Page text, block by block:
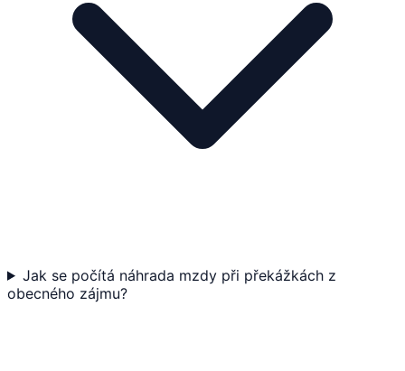
Jak se počítá náhrada mzdy při překážkách z
obecného zájmu?